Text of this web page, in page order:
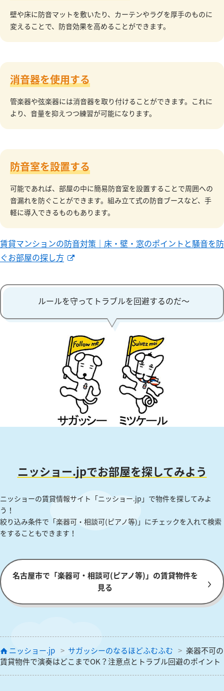
壁や床に防音マットを敷いたり、カーテンやラグを厚手のものに
変えることで、防音効果を高めることができます。
消音器を使用する
管楽器や弦楽器には消音器を取り付けることができます。これに
より、音量を抑えつつ練習が可能になります。
防音室を設置する
可能であれば、部屋の中に簡易防音室を設置することで周囲への
音漏れを防ぐことができます。組み立て式の防音ブースなど、手
軽に導入できるものもあります。
賃貸マンションの防音対策｜床・壁・窓のポイントと騒音を防
ぐお部屋の探し方
ルールを守ってトラブルを回避するのだ～
ニッショー.jpでお部屋を探してみよう
ニッショーの賃貸情報サイト「ニッショー.jp」で物件を探してみよ
う！
絞り込み条件で「楽器可・相談可(ピアノ等)」にチェックを入れて検索
をすることもできます！
名古屋市で「楽器可・相談可(ピアノ等)」の賃貸物件を
見る
ニッショー.jp サガッシーのなるほどふむふむ
楽器不可の
賃貸物件で演奏はどこまでOK？注意点とトラブル回避のポイント